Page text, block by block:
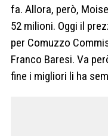
fa. Allora, però,
52 milioni. Oggi il
per Comuzzo
Franco Baresi. Va
fine i migliori li ha